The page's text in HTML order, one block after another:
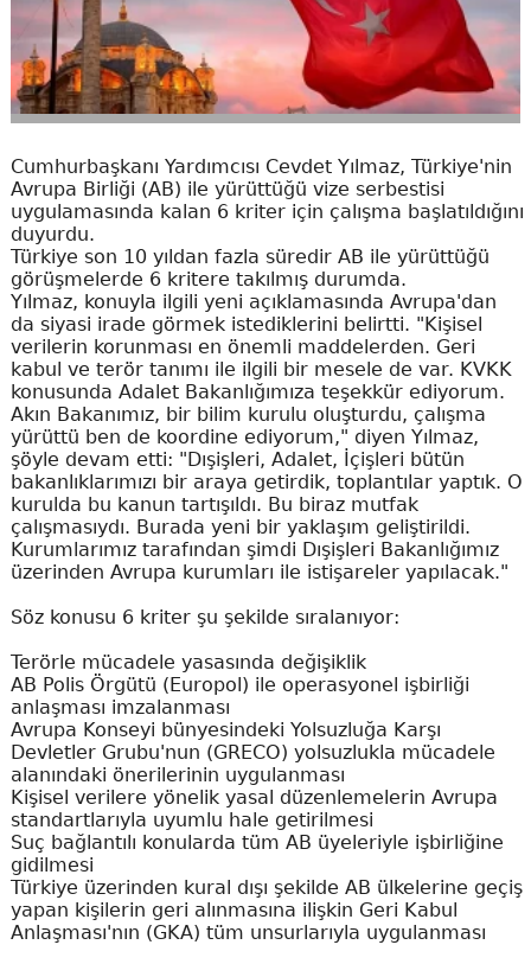
Cumhurbaşkanı Yardımcısı Cevdet Yılmaz, Türkiye'nin
Avrupa Birliği (AB) ile yürüttüğü vize serbestisi
uygulamasında kalan 6 kriter için çalışma başlatıldığını
duyurdu.
Türkiye son 10 yıldan fazla süredir AB ile yürüttüğü
görüşmelerde 6 kritere takılmış durumda.
Yılmaz, konuyla ilgili yeni açıklamasında Avrupa'dan
da siyasi irade görmek istediklerini belirtti. "Kişisel
verilerin korunması en önemli maddelerden. Geri
kabul ve terör tanımı ile ilgili bir mesele de var. KVKK
konusunda Adalet Bakanlığımıza teşekkür ediyorum.
Akın Bakanımız, bir bilim kurulu oluşturdu, çalışma
yürüttü ben de koordine ediyorum," diyen Yılmaz,
şöyle devam etti: "Dışişleri, Adalet, İçişleri bütün
bakanlıklarımızı bir araya getirdik, toplantılar yaptık. O
kurulda bu kanun tartışıldı. Bu biraz mutfak
çalışmasıydı. Burada yeni bir yaklaşım geliştirildi.
Kurumlarımız tarafından şimdi Dışişleri Bakanlığımız
üzerinden Avrupa kurumları ile istişareler yapılacak."
Söz konusu 6 kriter şu şekilde sıralanıyor:
Terörle mücadele yasasında değişiklik
AB Polis Örgütü (Europol) ile operasyonel işbirliği
anlaşması imzalanması
Avrupa Konseyi bünyesindeki Yolsuzluğa Karşı
Devletler Grubu'nun (GRECO) yolsuzlukla mücadele
alanındaki önerilerinin uygulanması
Kişisel verilere yönelik yasal düzenlemelerin Avrupa
standartlarıyla uyumlu hale getirilmesi
Suç bağlantılı konularda tüm AB üyeleriyle işbirliğine
gidilmesi
Türkiye üzerinden kural dışı şekilde AB ülkelerine geçiş
yapan kişilerin geri alınmasına ilişkin Geri Kabul
Anlaşması'nın (GKA) tüm unsurlarıyla uygulanması